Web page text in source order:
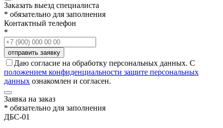
Заказать выезд специалиста
* обязательно для заполнения
Контактный телефон
*
Даю согласие на обработку персональных данных. С
положением конфиденциальности защите персональных
данных ознакомлен и согласен.
Заявка на заказ
* обязательно для заполнения
ДБС-01